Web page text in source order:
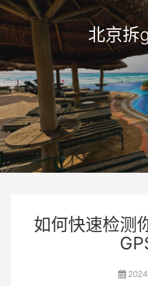
北京拆
如何快速检测
2024